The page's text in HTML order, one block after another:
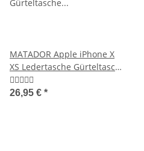
MATADOR Apple iPhone X
XS Ledertasche Gürteltasche
Vintage Braun
26,95 € *